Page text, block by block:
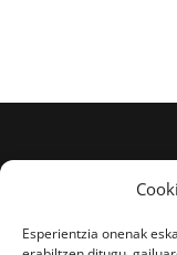
Esperientzia onenak